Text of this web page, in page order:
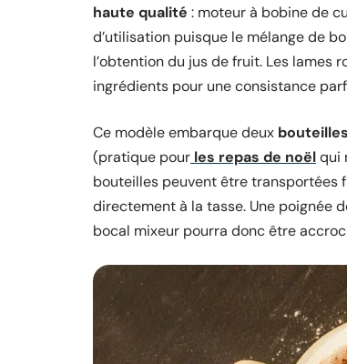
haute qualité : moteur à bobine de
d’utilisation puisque le mélange de
l’obtention du jus de fruit. Les
ingrédients pour une consistance
Ce modèle embarque deux
(pratique pour les repas de noëlqui
bouteilles peuvent être transportées
directement à la tasse. Une poignée
bocal mixeur pourra donc être